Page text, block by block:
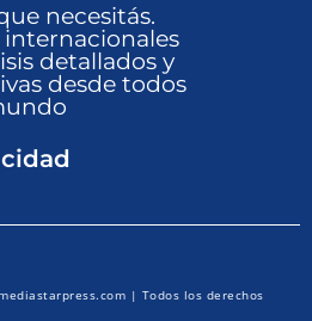
necesitás.
detallados y
desde todos
| Todos los derechos